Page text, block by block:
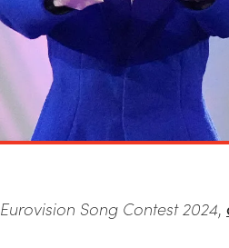
Eurovision Song Contest 2024,